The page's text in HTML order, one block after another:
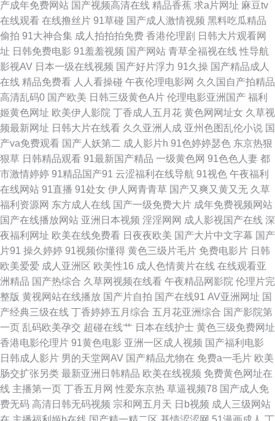
中出在线观看 91人妻草 色综色囯产欧美曰韩 大香蕉衣人 69性爱小视频 狠狠
干第一页 91视频理论 亚洲一本在线 国内自啪 91看片官网 性生活剧场 天天
透伊人 大香蕉视频操啪 91N免费网站 亚洲日本韩国成人在线 成人伊人9 国
产原创在线五区 黄色网入口站链接 久久99em国产精品 色片儿视频 亚洲成人
无码懂色 一级片欧美 91ncom视频 成人网在线 色网址大全亚洲天堂 激情深
爱96 欧美变态二区 97国产精品一区二区 欧美成人超踫AⅤ 狼人社区 91午夜
福利在线观看 香焦破解版 91k大神 欧美肏区 91福利啪 91极品探花 91视频
在线观看地址 国产精海角 久艹综合精品 豆花视频在线吃瓜 国产精品有限公
司 国产一区二区三四区 1024手机片91 91白丝 69福利姬在线观看 一区二区
成人日本 国产精品二区三区 欧美后入 探花在线播放 人人爱人人干人人操 99
成人国产精品视频 豆花视屏 黃色軟件香蕉 97干97色 91网址在线观看视频
91后入视频 91综合日韩蜜桃 91字幕中文视频 午夜福利九洲 影音先锋女人
aV鲁色 91传媒网视频 91丝腿 福利色不卡导航 久久一区丝袜制服 91人妻网
色性网站 91视频观看 91主播在线视频 www久久 大香蕉伊人社 国产精品久
产成年免费网站 国产视频高清在线 精品香蕉 求a片网址 麻豆tv
在线观看 在线撸丝片 91草碰 国产成人激情视频 黑料吃瓜精品
偷拍 91大神合集 成人拍拍拍免费 香港伦理剧 日韩大片观看网
址 日韩免费电影 91羞羞视频 国产网站 青草全福视在线 性导航
影视AV 日本一级在线视频 国产好片浮力 91久操 国产精品成人
在线 精品免费看 人人看操碰 午夜伦理电影网 久久国自产拍精品
高清乱码0 国产欧美 日韩三级黄色A片 伦理电影亚洲国产 福利
姬黄色网址 欧美伊人影院 丁香成人五月花 黄色网网址女 久草视
频最新网址 日韩大片在线看 久久亚洲人成 亚州色图乱伦小说 国
产va免费观看 国产人妖第二 成人影片h 91色婷婷瑟色 东京热狠
狠草 日韩精品观看 91最新国产精品 一级黄色网 91色色人妻 都
市激情婷婷 91精品国产91 云涩福利在线导航 91视色 午夜福利
在线网站 91直播 91处女 伊人网青青草 国产又爽又黄又无 久草
福利资源网 东方成人在线 国产一级免费大片 成年免费视频网站
国产在线播放网站 亚洲日本视频 淫淫网网 成人影视国产在线 深
夜福利网址 欧美在线免费看 日夜夜欧美 国产大片中文字幕 国产
片91 操久婷婷 91视频你懂得 黄色三级片毛片 免费电影片 日韩
欧美爱爱 成人亚洲区 欧美性16 成人色情黄片在线 在线观看亚
洲精品 国产热综合 久草网视频在线看 午夜精品网影院 伦理片完
整版 黄视网站在线播放 国产片自拍 国产在线91 AV亚洲网址 国
产经典三级在线 丁香婷婷五月综合 五月花亚洲综合 国产影院第
一页 乱码欧美孕交 超碰在线艹 日本在线护士 黄色三级免费网址
香港电影伦理片 91黄色电影 亚洲一区成人视频 国产福利电影
日韩成人影片 男的天堂网AV 国产精品尤物在 免费a一毛片 欧美
肠交扩张另类 最新亚洲日韩精品 欧美在线视频 免费黄色网址在
线 主播第一页 丁香五月网 性爱东京热 草逼视频78 国产成人免
费无码 高清日韩无码视频 宗和网五月天 日b视频 成人三级网站